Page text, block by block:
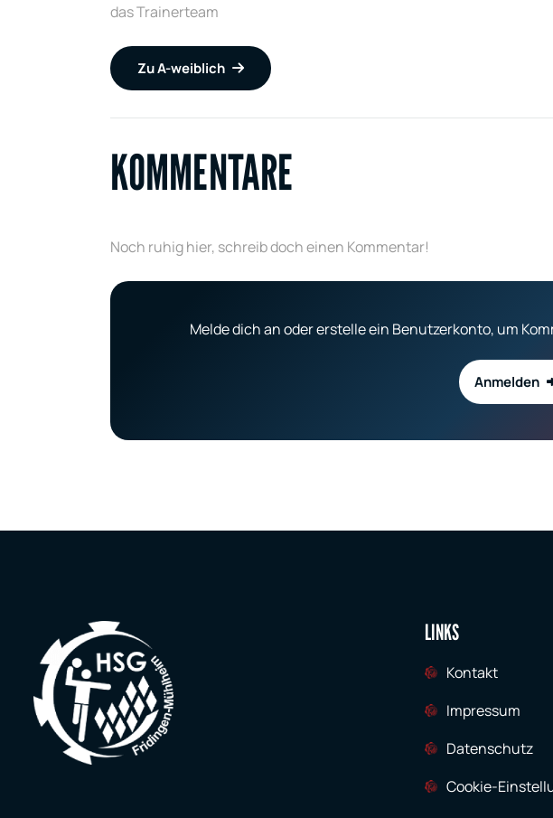
das Trainerteam
Zu A-weiblich
KOMMENTARE
Noch ruhig hier, schreib doch einen Kommentar!
Melde dich an oder erstelle ein Benutzerkonto, um
Anmelden
LINKS
Kontakt
Impressum
Datenschutz
Cookie-